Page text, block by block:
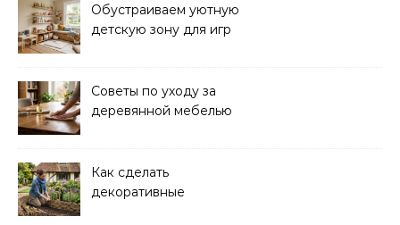
Обустраиваем уютную
детскую зону для игр
Советы по уходу за
деревянной мебелью
Как сделать
декоративные